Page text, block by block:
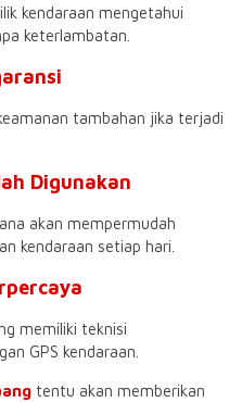
kendaraan mengetahui
keterlambatan.
tambahan jika terjadi
Digunakan
akan mempermudah
kendaraan setiap hari.
memiliki teknisi
GPS kendaraan.
tentu akan memberikan